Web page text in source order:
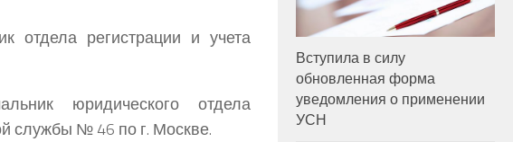
отдела регистрации и учета
юридического отдела
службы № 46 по г. Москве.
Вступила в силу
обновленная форма
уведомления о применении
УСН